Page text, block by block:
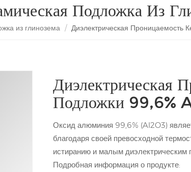
Подложка Из
из глинозема / Диэлектрическая Проницаемость
Диэлектрическая
Подложки 99,6%
Оксид алюминия 99,6% (Al2O3)
благодаря своей превосходной
истиранию и малым диэлектрическим
Подробная информация о продукте: